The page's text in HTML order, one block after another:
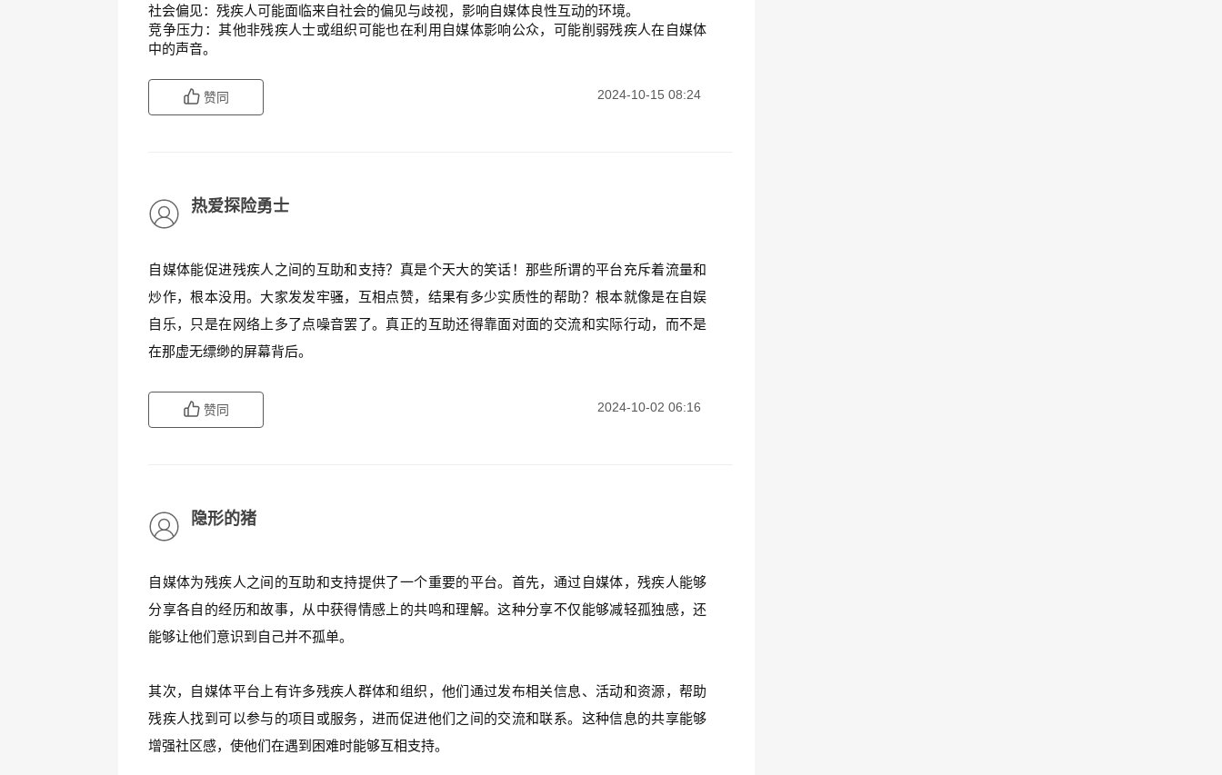
社会偏见：残疾人可能面临来自社会的偏见与歧视，影响自媒体良性互动的环境。
竞争压力：其他非残疾人士或组织可能也在利用自媒体影响公众，可能削弱残疾人在自媒体
中的声音。
赞同 2024-10-15 08:24
热爱探险勇士
自媒体能促进残疾人之间的互助和支持？真是个天大的笑话！那些所谓的平台充斥着流量和
炒作，根本没用。大家发发牢骚，互相点赞，结果有多少实质性的帮助？根本就像是在自娱
自乐，只是在网络上多了点噪音罢了。真正的互助还得靠面对面的交流和实际行动，而不是
在那虚无缥缈的屏幕背后。
赞同 2024-10-02 06:16
隐形的猪
自媒体为残疾人之间的互助和支持提供了一个重要的平台。首先，通过自媒体，残疾人能够
分享各自的经历和故事，从中获得情感上的共鸣和理解。这种分享不仅能够减轻孤独感，还
能够让他们意识到自己并不孤单。
其次，自媒体平台上有许多残疾人群体和组织，他们通过发布相关信息、活动和资源，帮助
残疾人找到可以参与的项目或服务，进而促进他们之间的交流和联系。这种信息的共享能够
增强社区感，使他们在遇到困难时能够互相支持。